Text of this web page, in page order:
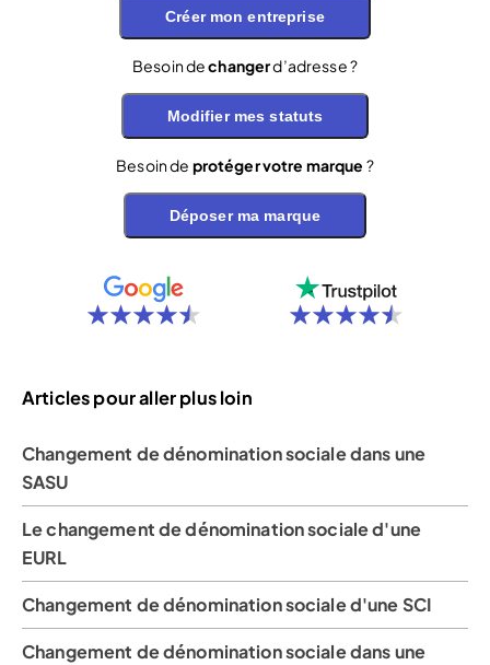
Créer mon entreprise
Besoin dechangerd’adresse ?
Modifier mes statuts
Besoin de protéger votre marque ?
Déposer ma marque
Articles pour aller plus loin
Changement de dénomination sociale dans une
SASU
Le changement de dénomination sociale d'une
EURL
Changement de dénomination sociale d'une SCI
Changement de dénomination sociale dans une